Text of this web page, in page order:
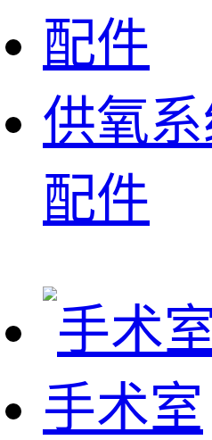
供氧
配件
手术室